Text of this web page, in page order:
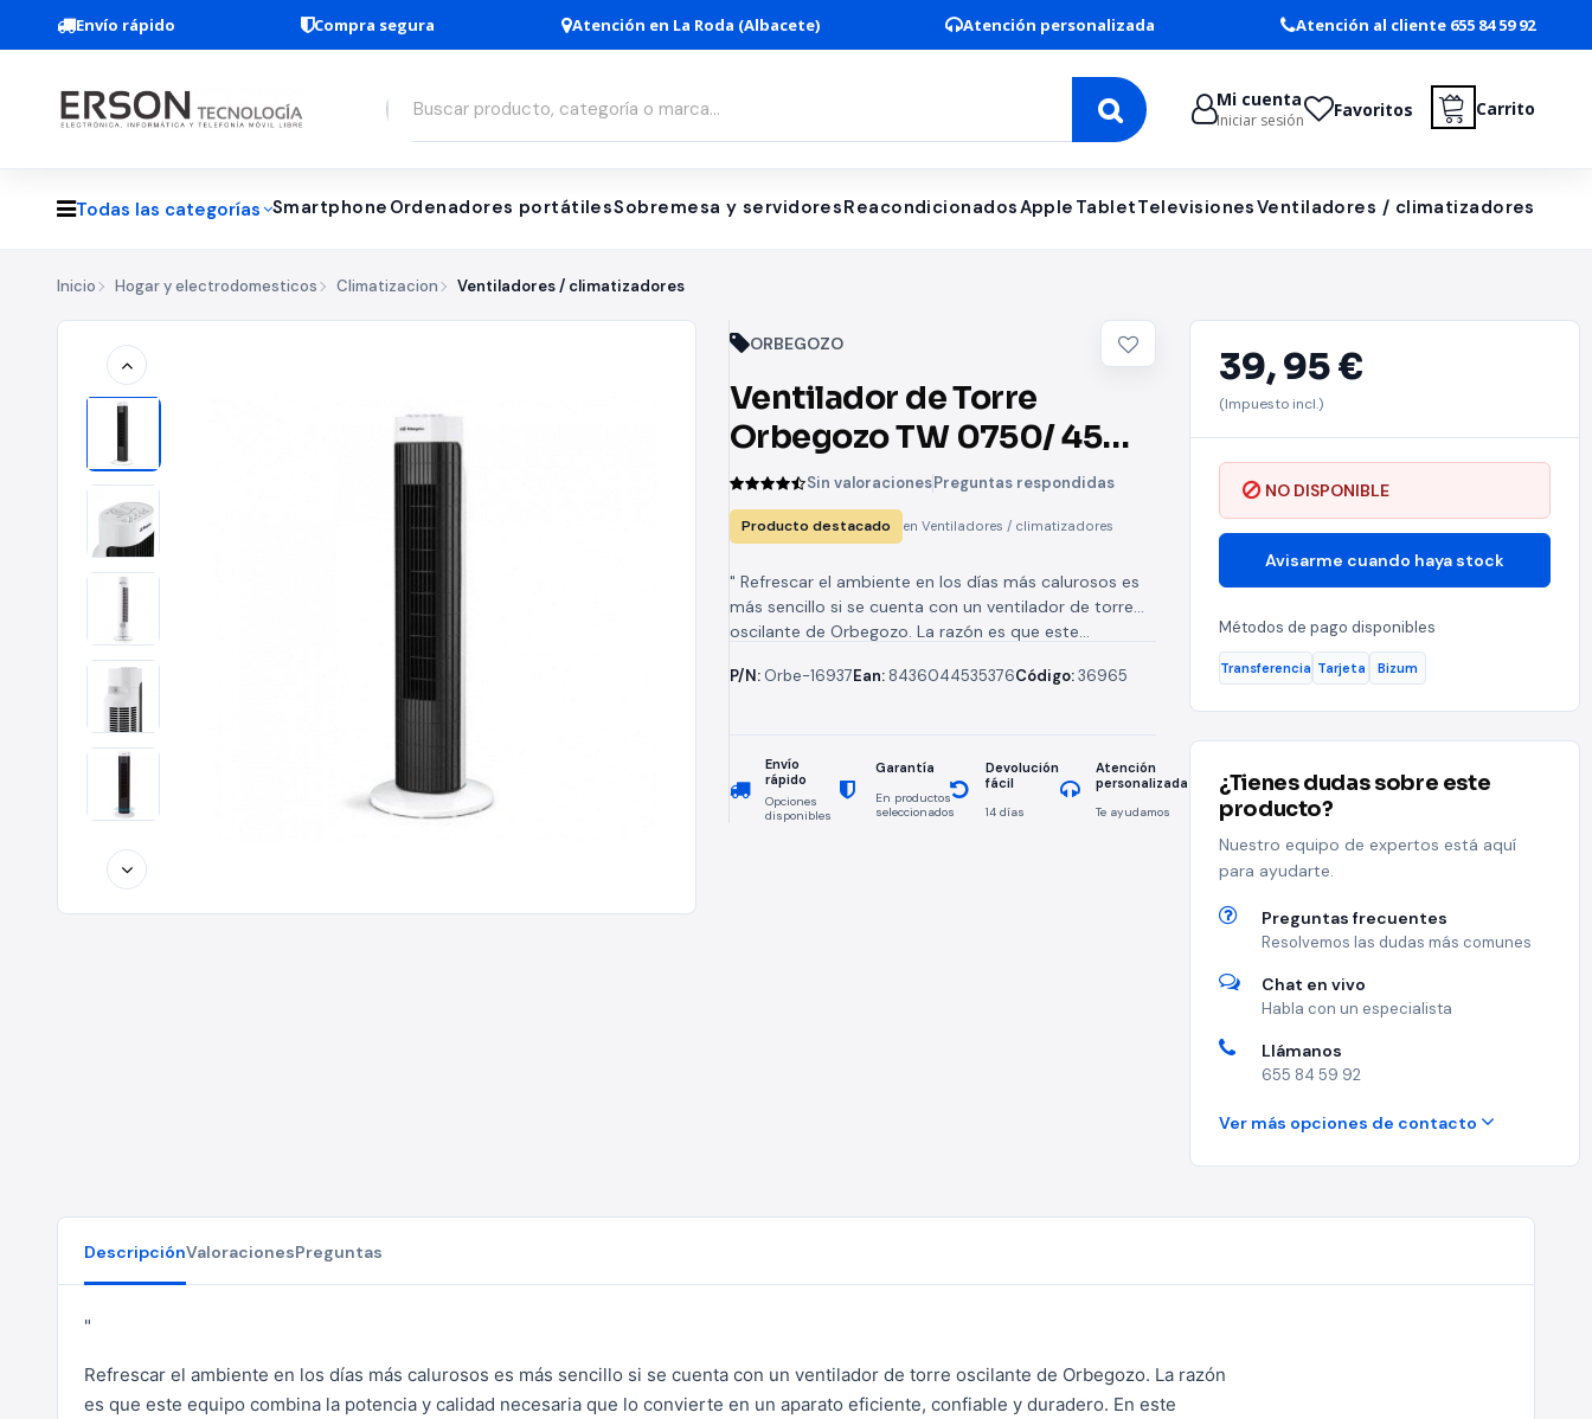
Envío rápido Compra segura Atención en La Roda (Albacete) Atención personalizada Atención al cliente 655 84 59 92
Mi cuenta
Iniciar sesión Favoritos Carrito
Todas las categorías Smartphone Ordenadores portátilesSobremesa y servidoresReacondicionadosApple TabletTelevisionesVentiladores / climatizadores
Inicio Hogar y electrodomesticos Climatizacion Ventiladores / climatizadores
ORBEGOZO
Ventilador de Torre
Orbegozo TW 0750/ 45W/
3 velocidades
Sin valoracionesPreguntas respondidas
Producto destacado en Ventiladores / climatizadores
" Refrescar el ambiente en los días más calurosos es
más sencillo si se cuenta con un ventilador de torre
oscilante de Orbegozo. La razón es que este...
P/N: Orbe-16937Ean: 8436044535376Código:36965
Envío
rápido
Opciones
disponibles
Garantía
En productos
seleccionados
Devolución
fácil
14 días
Atención
personalizada
Te ayudamos
39,95 €
(Impuesto incl.)
NO DISPONIBLE
Avisarme cuando haya stock
Métodos de pago disponibles
Transferencia Tarjeta Bizum
¿Tienes dudas sobre este
producto?
Nuestro equipo de expertos está aquí
para ayudarte.
Preguntas frecuentes
Resolvemos las dudas más comunes
Chat en vivo
Habla con un especialista
Llámanos
655 84 59 92
Ver más opciones de contacto
DescripciónValoracionesPreguntas
"
Refrescar el ambiente en los días más calurosos es más sencillo si se cuenta con un ventilador de torre oscilante de Orbegozo. La razón
es que este equipo combina la potencia y calidad necesaria que lo convierte en un aparato eficiente, confiable y duradero. En este